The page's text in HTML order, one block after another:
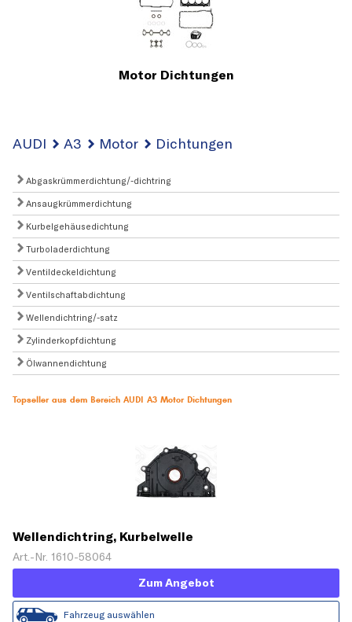
Motor Dichtungen
AUDI A3 Motor Dichtungen
Abgaskrümmerdichtung/-dichtring
Ansaugkrümmerdichtung
Kurbelgehäusedichtung
Turboladerdichtung
Ventildeckeldichtung
Ventilschaftabdichtung
Wellendichtring/-satz
Zylinderkopfdichtung
Ölwannendichtung
Topseller aus dem Bereich AUDI A3 Motor Dichtungen
Wellendichtring, Kurbelwelle
Art.-Nr. 1610-58064
Zum Angebot
Fahrzeug auswählen